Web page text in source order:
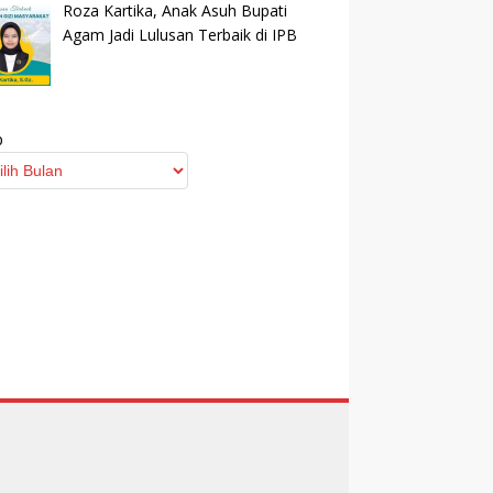
Roza Kartika, Anak Asuh Bupati
Agam Jadi Lulusan Terbaik di IPB